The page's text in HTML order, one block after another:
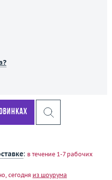
: в течение 1-7 рабочих
сегодня из шоурума